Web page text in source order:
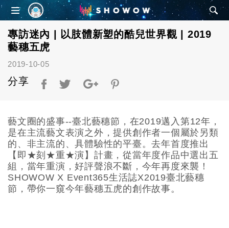
專訪迷內 | 以肢體新塑的酷兒世界觀 | 2019
藝穗五虎
2019-10-05
分享
藝文圈的盛事--臺北藝穗節，在2019邁入第12年，
是在主流藝文表演之外，提供創作者一個屬於另類
的、非主流的、具體驗性的平臺。去年首度推出
【即★刻★重★演】計畫，從當年度作品中選出五
組，當年重演，好評聲浪不斷，今年再度來襲！
SHOWOW X Event365生活誌X2019臺北藝穗
節，帶你一窺今年藝穗五虎的創作故事。